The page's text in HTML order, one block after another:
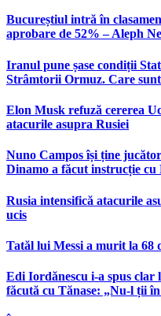
Bucureștiul intră în
aprobare de 52% – Aleph
Iranul pune șase condiții
Strâmtorii Ormuz. Care sunt
Elon Musk refuză cererea
atacurile asupra Rusiei
Nuno Campos își ține
Dinamo a făcut instrucție
Rusia intensifică atacurile
ucis
Tatăl lui Messi a murit la 68
Edi Iordănescu i-a spus clar
făcută cu Tănase: „Nu-l ții